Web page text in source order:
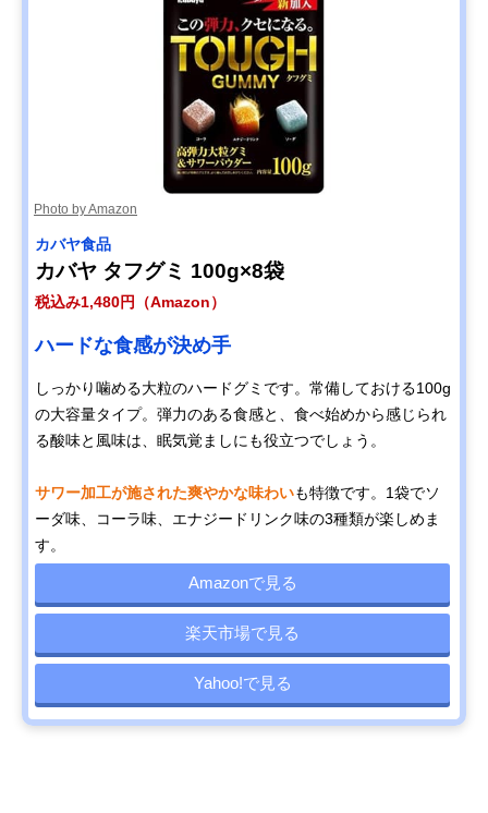
Photo by Amazon
カバヤ食品
カバヤ タフグミ 100g×8袋
税込み1,480円（Amazon）
ハードな食感が決め手
しっかり噛める大粒のハードグミです。常備しておける100g
の大容量タイプ。弾力のある食感と、食べ始めから感じられ
る酸味と風味は、眠気覚ましにも役立つでしょう。
サワー加工が施された爽やかな味わいも特徴です。1袋でソ
ーダ味、コーラ味、エナジードリンク味の3種類が楽しめま
す。
Amazonで見る
楽天市場で見る
Yahoo!で見る